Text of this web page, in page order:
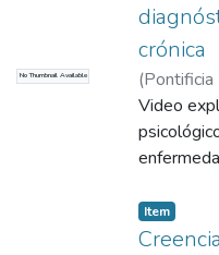
No Thumbnail Available
crónica
(Pontificia
2015 )
Video
Item